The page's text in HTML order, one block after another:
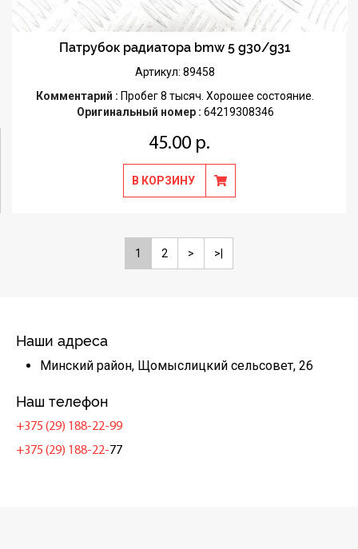
Патрубок радиатора bmw 5 g30/g31
Артикул: 89458
Комментарий : Пробег 8 тысяч. Хорошее состояние.
Оригинальный номер : 64219308346
45.00 р.
В КОРЗИНУ
1 2 > >|
Наши адреса
Минский район, Щомыслицкий сельсовет, 26
Наш телефон
+375 (29) 188-22-99
+375 (29) 188-22-77